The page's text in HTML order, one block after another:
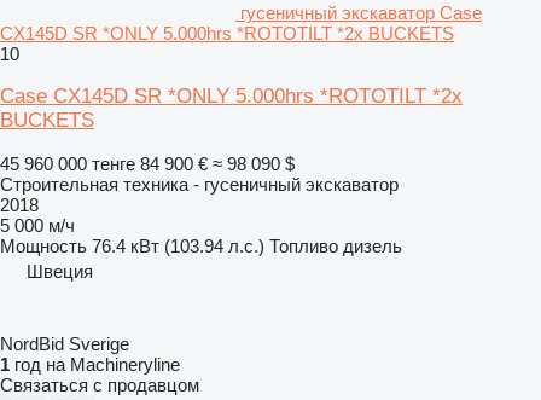
гусеничный экскаватор Case
CX145D SR *ONLY 5.000hrs *ROTOTILT *2x BUCKETS
10
Case CX145D SR *ONLY 5.000hrs *ROTOTILT *2x
BUCKETS
45 960 000 тенге 84 900 € ≈ 98 090 $
Строительная техника - гусеничный экскаватор
2018
5 000 м/ч
Мощность 76.4 кВт (103.94 л.с.) Топливо дизель
Швеция
NordBid Sverige
1 год на Machineryline
Связаться с продавцом